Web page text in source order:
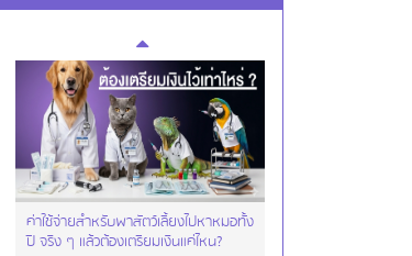
ค่าใช้จ่ายสำหรับพาสัตว์เลี้ยงไปหาหมอทั้ง
ปี จริง ๆ แล้วต้องเตรียมเงินแค่ไหน?